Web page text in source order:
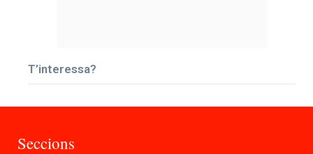
T’interessa?
Seccions